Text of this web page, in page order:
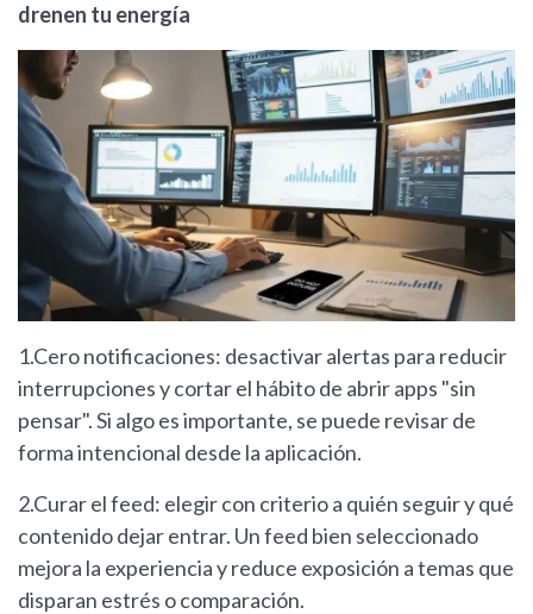
drenen tu energía
1.Cero notificaciones: desactivar alertas para reducir
interrupciones y cortar el hábito de abrir apps "sin
pensar". Si algo es importante, se puede revisar de
forma intencional desde la aplicación.
2.Curar el feed: elegir con criterio a quién seguir y qué
contenido dejar entrar. Un feed bien seleccionado
mejora la experiencia y reduce exposición a temas que
disparan estrés o comparación.